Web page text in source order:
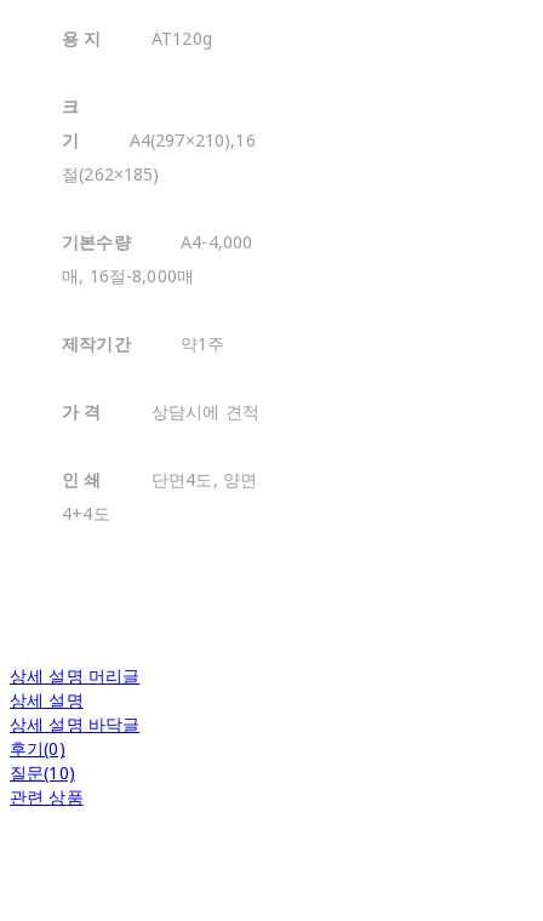
용 지 AT120g
크
기
A4(297×210),16
절(262×185)
기본수량
A4-4,000
매, 16절-8,000매
제작기간 약1주
가 격 상담시에 견적
인 쇄
단면4도, 양면
4+4도
상세 설명 머리글
상세 설명
상세 설명 바닥글
후기(0)
질문(10)
관련 상품